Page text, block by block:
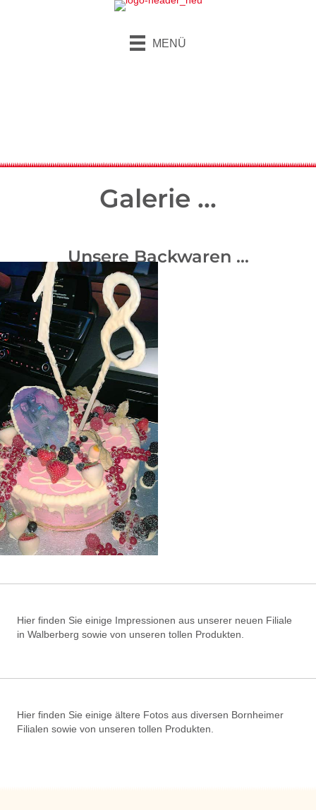
MENÜ
Galerie ...
Unsere Backwaren ...
Hier finden Sie einige Impressionen aus unserer neuen Filiale
in Walberberg sowie von unseren tollen Produkten.
Hier finden Sie einige ältere Fotos aus diversen Bornheimer
Filialen sowie von unseren tollen Produkten.